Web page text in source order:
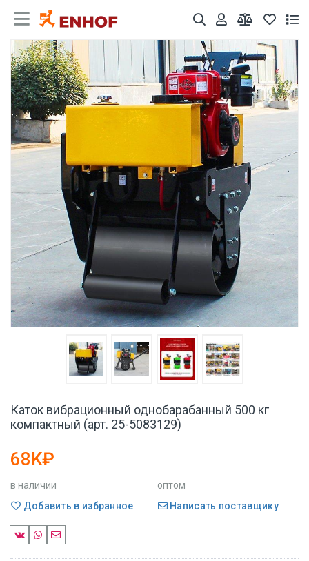
Каток вибрационный однобарабанный 500 кг
компактный (арт. 25-5083129)
68K₽
в наличии
оптом
Добавить в избранное
Написать поставщику